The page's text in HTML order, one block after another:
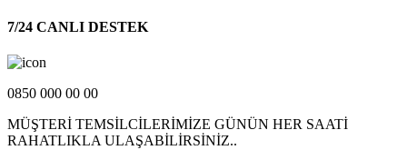
7/24 CANLI DESTEK
0850 000 00 00
MÜŞTERİ TEMSİLCİLERİMİZE GÜNÜN HER SAATİ
RAHATLIKLA ULAŞABİLİRSİNİZ..